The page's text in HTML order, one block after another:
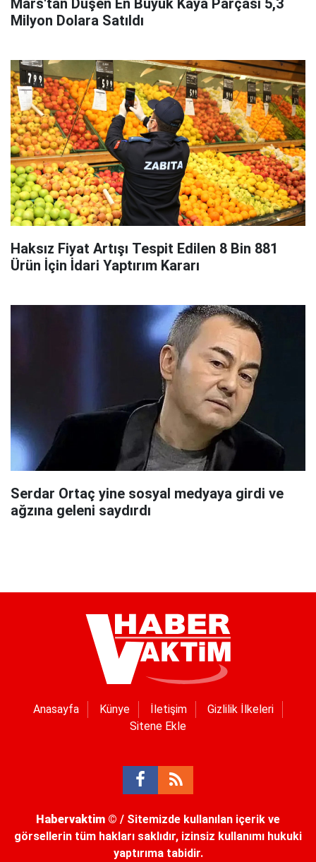
Mars'tan Düşen En Büyük Kaya Parçası 5,3
Milyon Dolara Satıldı
Haksız Fiyat Artışı Tespit Edilen 8 Bin 881
Ürün İçin İdari Yaptırım Kararı
Serdar Ortaç yine sosyal medyaya girdi ve
ağzına geleni saydırdı
Anasayfa Künye İletişim
Gizlilik İlkeleri
Sitene Ekle
Habervaktim © / Sitemizde kullanılan içerik ve
görsellerin tüm hakları saklıdır, izinsiz kullanımı hukuki
yaptırıma tabidir.